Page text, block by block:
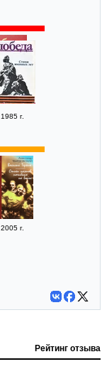
1985 г.
2005 г.
Рейтинг отзыва